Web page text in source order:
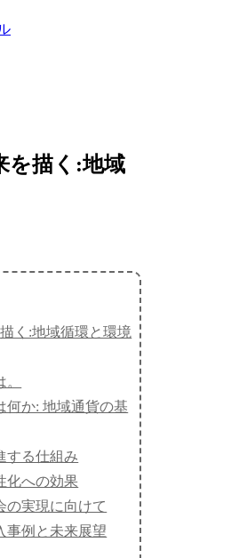
を描く:地域
く:地域循環と環境
何か: 地域通貨の基
する仕組み
化への効果
の実現に向けて
事例と未来展望